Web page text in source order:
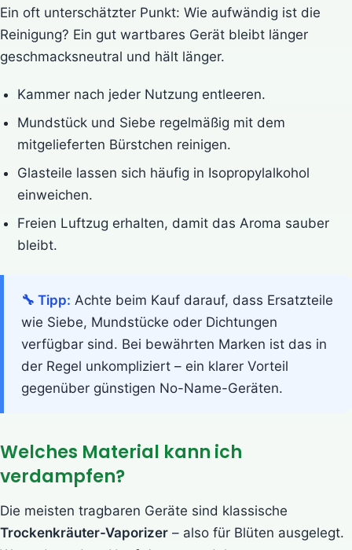
Ein oft unterschätzter Punkt: Wie aufwändig ist die
Reinigung? Ein gut wartbares Gerät bleibt länger
geschmacksneutral und hält länger.
Kammer nach jeder Nutzung entleeren.
Mundstück und Siebe regelmäßig mit dem
mitgelieferten Bürstchen reinigen.
Glasteile lassen sich häufig in Isopropylalkohol
einweichen.
Freien Luftzug erhalten, damit das Aroma sauber
bleibt.
🔧 Tipp: Achte beim Kauf darauf, dass Ersatzteile
wie Siebe, Mundstücke oder Dichtungen
verfügbar sind. Bei bewährten Marken ist das in
der Regel unkompliziert – ein klarer Vorteil
gegenüber günstigen No-Name-Geräten.
Welches Material kann ich
verdampfen?
Die meisten tragbaren Geräte sind klassische
Trockenkräuter-Vaporizer – also für Blüten ausgelegt.